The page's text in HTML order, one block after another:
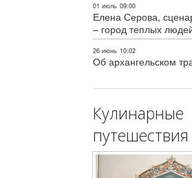
01 июль 09:00
Елена Серова,
– город теплых
26 июнь 10:02
Об архангельском
Кулинарные
путешествия